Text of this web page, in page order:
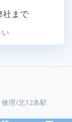
社まで
理/北12条駅